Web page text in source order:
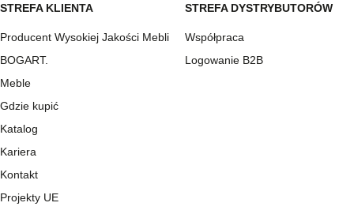
STREFA KLIENTA
Producent Wysokiej Jakości Mebli
BOGART.
Meble
Gdzie kupić
Katalog
Kariera
Kontakt
Projekty UE
STREFA DYSTRYBUTORÓW
Współpraca
Logowanie B2B